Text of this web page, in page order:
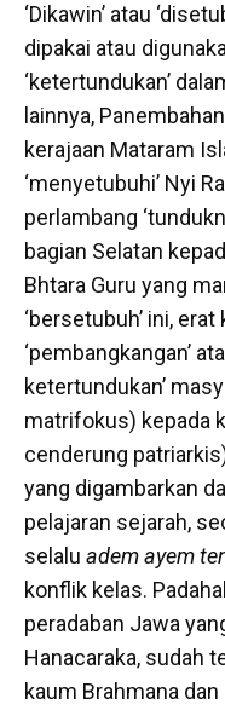
‘Dikawin’ atau
dipakai atau
‘ketertundukan’
lainnya,
kerajaan Mataram
‘menyetubuhi’ Nyi
perlambang
bagian Selatan
Bhtara Guru yang
‘bersetubuh’ ini,
‘pembangkangan’
ketertundukan’
matrifokus) kepada
cenderung
yang digambarkan
pelajaran sejarah,
selalu adem ayem
konflik kelas.
peradaban Jawa
Hanacaraka, sudah
kaum Brahmana